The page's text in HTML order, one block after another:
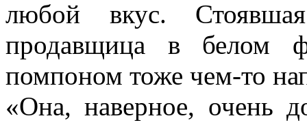
любой вкус.
продавщица в белом
помпоном тоже чем-то
«Она, наверное, очень